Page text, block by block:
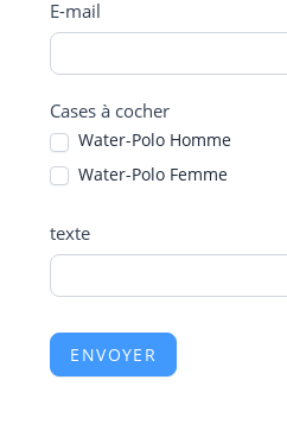
E-mail
Cases à cocher
Water-Polo Homme
Water-Polo Femme
texte
ENVOYER